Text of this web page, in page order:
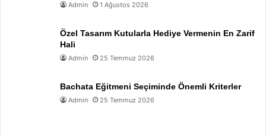
Admin 1 Ağustos 2026
Özel Tasarım Kutularla Hediye Vermenin En Zarif
Hali
Admin 25 Temmuz 2026
Bachata Eğitmeni Seçiminde Önemli Kriterler
Admin 25 Temmuz 2026